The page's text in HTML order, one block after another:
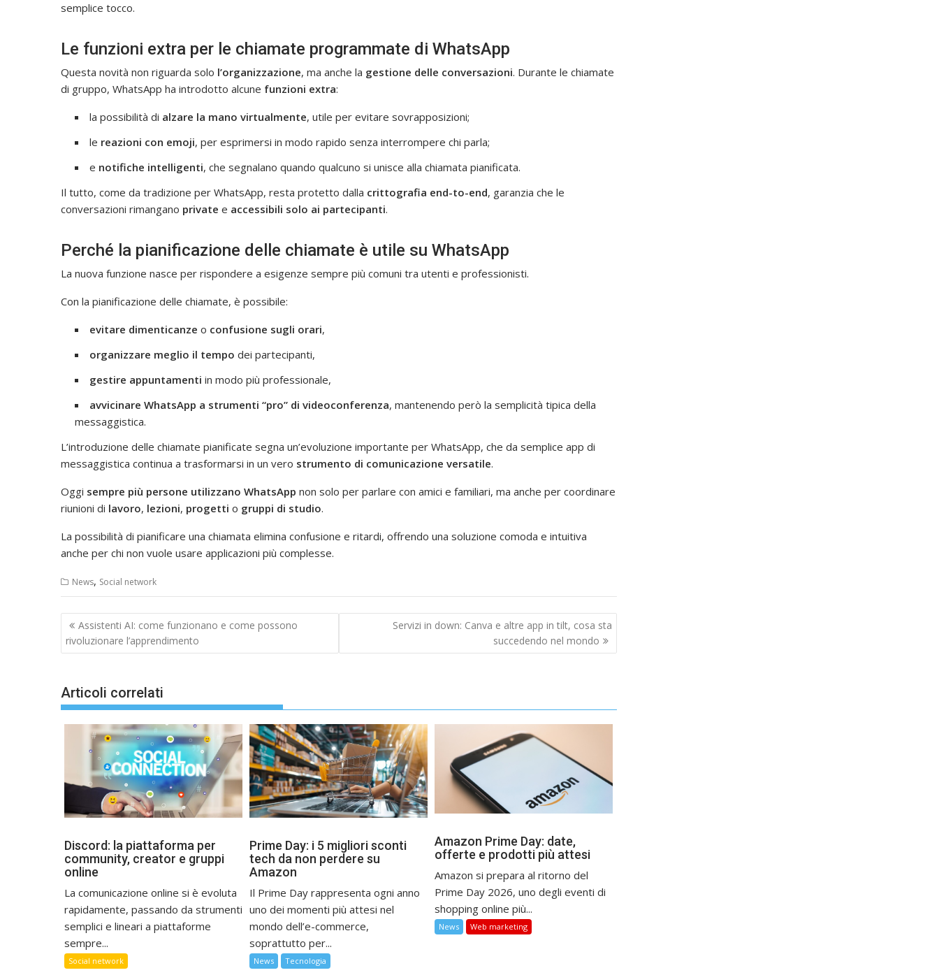
semplice tocco.
Le funzioni extra per le chiamate programmate di WhatsApp
Questa novità non riguarda solo l’organizzazione, ma anche la gestione delle conversazioni. Durante le chiamate
di gruppo, WhatsApp ha introdotto alcune funzioni extra:
la possibilità di alzare la mano virtualmente, utile per evitare sovrapposizioni;
le reazioni con emoji, per esprimersi in modo rapido senza interrompere chi parla;
e notifiche intelligenti, che segnalano quando qualcuno si unisce alla chiamata pianificata.
Il tutto, come da tradizione per WhatsApp, resta protetto dalla crittografia end-to-end, garanzia che le
conversazioni rimangano private e accessibili solo ai partecipanti.
Perché la pianificazione delle chiamate è utile su WhatsApp
La nuova funzione nasce per rispondere a esigenze sempre più comuni tra utenti e professionisti.
Con la pianificazione delle chiamate, è possibile:
evitare dimenticanze o confusione sugli orari,
organizzare meglio il tempo dei partecipanti,
gestire appuntamenti in modo più professionale,
avvicinare WhatsApp a strumenti “pro” di videoconferenza, mantenendo però la semplicità tipica della
messaggistica.
L’introduzione delle chiamate pianificate segna un’evoluzione importante per WhatsApp, che da semplice app di
messaggistica continua a trasformarsi in un vero strumento di comunicazione versatile.
Oggi sempre più persone utilizzano WhatsApp non solo per parlare con amici e familiari, ma anche per coordinare
riunioni di lavoro, lezioni, progetti o gruppi di studio.
La possibilità di pianificare una chiamata elimina confusione e ritardi, offrendo una soluzione comoda e intuitiva
anche per chi non vuole usare applicazioni più complesse.
News, Social network
Navigazione
articoli
Assistenti AI: come funzionano e come possono
rivoluzionare l’apprendimento
Servizi in down: Canva e altre app in tilt, cosa sta
succedendo nel mondo
Articoli correlati
Discord: la piattaforma per
community, creator e gruppi
online
La comunicazione online si è evoluta
rapidamente, passando da strumenti
semplici e lineari a piattaforme
sempre...
Social network
Prime Day: i 5 migliori sconti
tech da non perdere su
Amazon
Il Prime Day rappresenta ogni anno
uno dei momenti più attesi nel
mondo dell’e-commerce,
soprattutto per...
News Tecnologia
Amazon Prime Day: date,
offerte e prodotti più attesi
Amazon si prepara al ritorno del
Prime Day 2026, uno degli eventi di
shopping online più...
News Web marketing